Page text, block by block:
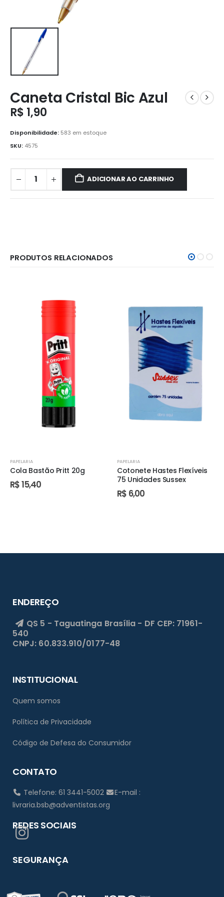
Caneta Cristal Bic Azul
R$ 1,90
Disponibilidade: 583 em estoque
SKU: 4575
ADICIONAR AO CARRINHO
PRODUTOS RELACIONADOS
PAPELARIA
Cola Bastão Pritt 20g
R$15,40
PAPELARIA
Cotonete Hastes Flexíveis
75 Unidades Sussex
R$ 6,00
ENDEREÇO
QS 5 - Taguatinga Brasília - DF CEP: 71961-
540
CNPJ: 60.833.910/0177-48
INSTITUCIONAL
Quem somos
Política de Privacidade
Código de Defesa do Consumidor
CONTATO
Telefone: 61 3441-5002
E-mail :
livraria.bsb@adventistas.org
REDES SOCIAIS
SEGURANÇA